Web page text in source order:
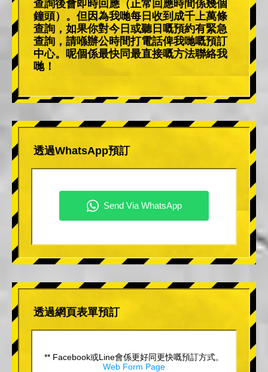
查詢後會即時回應（正常回應時間係幾個
鐘頭）。但因為我哋每日收到成千上萬條
查詢，如果你對今日或聽日嘅預約有緊急
查詢，請喺辦公時間打電話俾我哋嘅預訂
中心。呢個係最快同最直接嘅方法聯絡我
哋！
透過WhatsApp預訂
透過網頁表單預訂
** Facebook或Line會係更好同更快嘅預訂方式。
Web Form Page